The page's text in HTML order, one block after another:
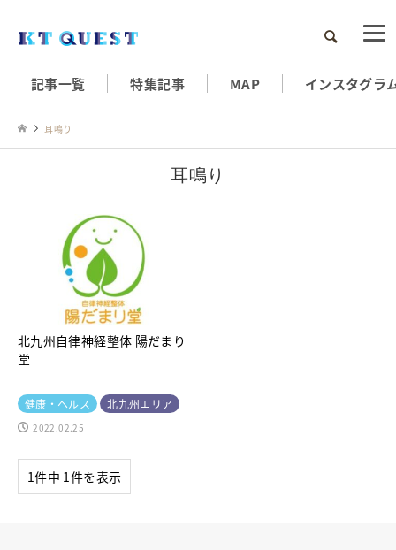
検索
記事一覧 特集記事 MAP インスタグラ
耳鳴り
耳鳴り
北九州自律神経整体 陽だまり
堂
健康・ヘルス 北九州エリア
2022.02.25
1件中 1件を表示